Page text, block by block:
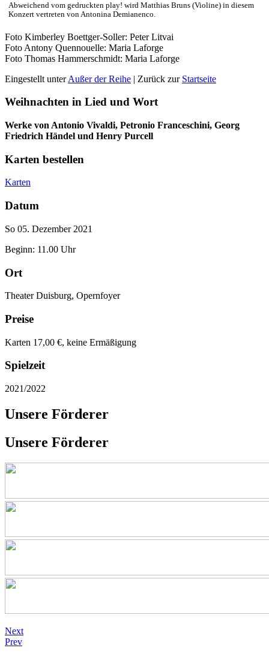
Abweichend vom gedruckten play! wird Matthias Bruns (Violine) in diesem
Konzert vertreten von Antonina Demianenco.
Foto Kimberley Boettger-Soller: Peter Litvai
Foto Antony Quennouelle: Maria Laforge
Foto Thomas Hammerschmidt: Maria Laforge
Eingestellt unterAußer der Reihe | Zurück zur Startseite
Weihnachten in Lied und Wort
Werke von Antonio Vivaldi, Petronio Franceschini, Georg
Friedrich Händel und Henry Purcell
Karten bestellen
Karten
Datum
So 05. Dezember 2021
Beginn: 11.00 Uhr
Ort
Theater Duisburg, Opernfoyer
Preise
Karten 17,00 €, keine Ermäßigung
Spielzeit
2021/2022
Unsere Förderer
Unsere Förderer
Next
Prev